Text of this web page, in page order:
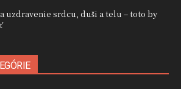
uzdravenie srdcu, duši a telu – toto by